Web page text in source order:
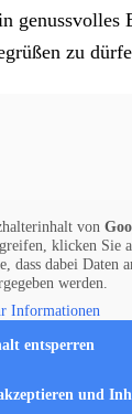
genussvolles
zu
von
klicken Sie
dass dabei Daten
werden.
Informationen
entsperren
und